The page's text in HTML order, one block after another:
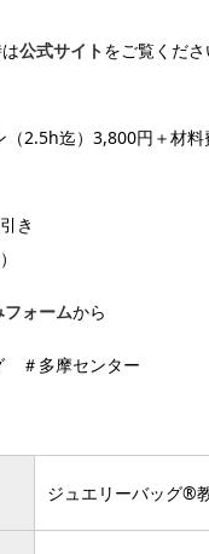
公式サイトをご覧くだ
2.5h迄）3,800円＋材料
き
ォームから
＃多摩センター
ジュエリーバッグ®️